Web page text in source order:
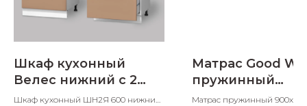
Шкаф кухонный
Велес нижний с 2
ящиками 600 мм
Шкаф кухонный ШН2Я 600 нижний
Матрас Good
пружинный
900х1900х170
Матрас пружинный